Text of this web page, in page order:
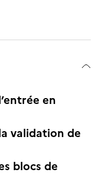
en
validation de
blocs de